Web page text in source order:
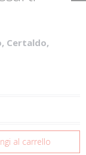
Certaldo,
al carrello